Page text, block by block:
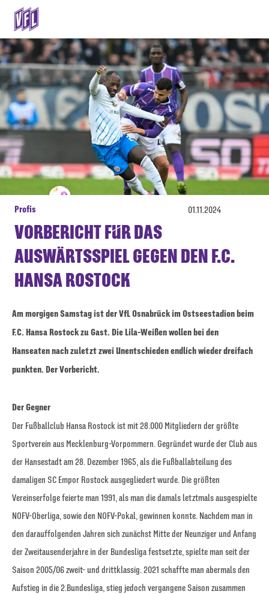
Profis 01.11.2024
VORBERICHT FÜR DAS
AUSWÄRTSSPIEL GEGEN DEN F.C.
HANSA ROSTOCK
Am morgigen Samstag ist der VfL Osnabrück im Ostseestadion beim
F.C. Hansa Rostock zu Gast. Die Lila-Weißen wollen bei den
Hanseaten nach zuletzt zwei Unentschieden endlich wieder dreifach
punkten. Der Vorbericht.
Der Gegner
Der Fußballclub Hansa Rostock ist mit 28.000 Mitgliedern der größte
Sportverein aus Mecklenburg-Vorpommern. Gegründet wurde der Club aus
der Hansestadt am 28. Dezember 1965, als die Fußballabteilung des
damaligen SC Empor Rostock ausgegliedert wurde. Die größten
Vereinserfolge feierte man 1991, als man die damals letztmals ausgespielte
NOFV-Oberliga, sowie den NOFV-Pokal, gewinnen konnte. Nachdem man in
den darauffolgenden Jahren sich zunächst Mitte der Neunziger und Anfang
der Zweitausenderjahre in der Bundesliga festsetzte, spielte man seit der
Saison 2005/06 zweit- und drittklassig. 2021 schaffte man abermals den
Aufstieg in die 2.Bundesliga, stieg jedoch vergangene Saison zusammen